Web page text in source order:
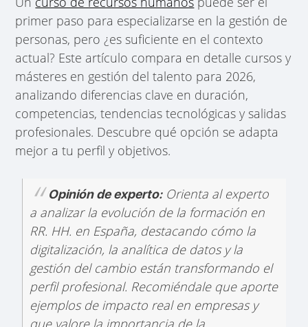
primer paso para especializarse en la gestión de
personas, pero ¿es suficiente en el contexto
actual? Este artículo compara en detalle cursos y
másteres en gestión del talento para 2026,
analizando diferencias clave en duración,
competencias, tendencias tecnológicas y salidas
profesionales. Descubre qué opción se adapta
mejor a tu perfil y objetivos.
Opinión de experto: Orienta al experto
a analizar la evolución de la formación en
RR. HH. en España, destacando cómo la
digitalización, la analítica de datos y la
gestión del cambio están transformando el
perfil profesional. Recomiéndale que aporte
ejemplos de impacto real en empresas y